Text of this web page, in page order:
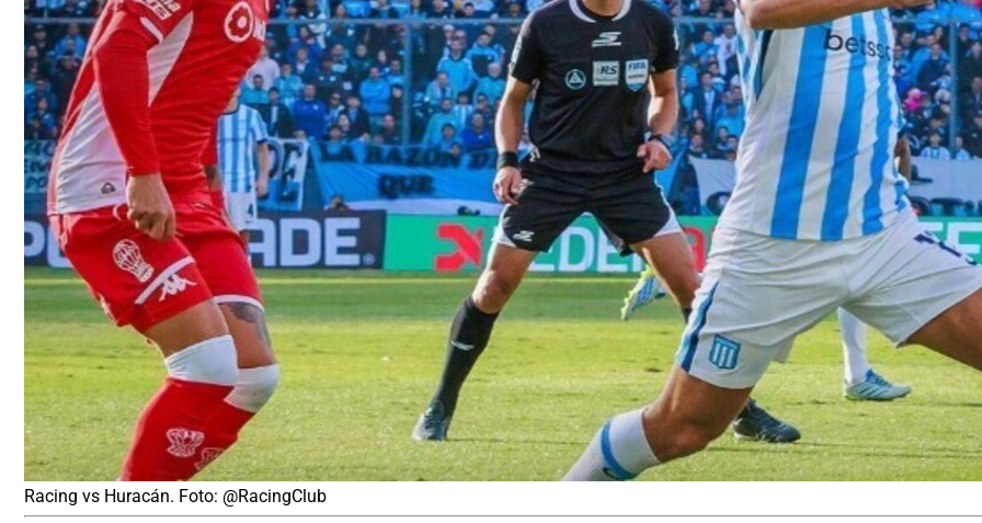
Racing vs Huracán. Foto: @RacingClub